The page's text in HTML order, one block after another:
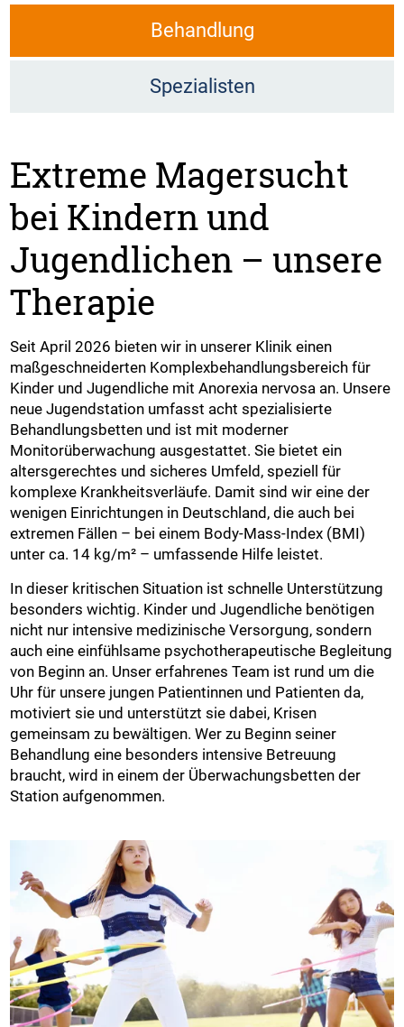
Behandlung
Spezialisten
Extreme Magersucht
bei Kindern und
Jugendlichen – unsere
Therapie
Seit April 2026 bieten wir in unserer Klinik einen
maßgeschneiderten Komplexbehandlungsbereich für
Kinder und Jugendliche mit Anorexia nervosa an. Unsere
neue Jugendstation umfasst acht spezialisierte
Behandlungsbetten und ist mit moderner
Monitorüberwachung ausgestattet. Sie bietet ein
altersgerechtes und sicheres Umfeld, speziell für
komplexe Krankheitsverläufe. Damit sind wir eine der
wenigen Einrichtungen in Deutschland, die auch bei
extremen Fällen – bei einem Body-Mass-Index (BMI)
unter ca. 14 kg/m² – umfassende Hilfe leistet.
In dieser kritischen Situation ist schnelle Unterstützung
besonders wichtig. Kinder und Jugendliche benötigen
nicht nur intensive medizinische Versorgung, sondern
auch eine einfühlsame psychotherapeutische Begleitung
von Beginn an. Unser erfahrenes Team ist rund um die
Uhr für unsere jungen Patientinnen und Patienten da,
motiviert sie und unterstützt sie dabei, Krisen
gemeinsam zu bewältigen. Wer zu Beginn seiner
Behandlung eine besonders intensive Betreuung
braucht, wird in einem der Überwachungsbetten der
Station aufgenommen.